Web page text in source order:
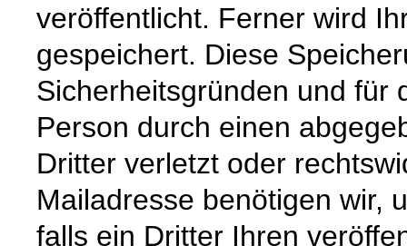
veröffentlicht. Ferner wird
gespeichert. Diese
Sicherheitsgründen und für
Person durch einen
Dritter verletzt oder
Mailadresse benötigen wir,
falls ein Dritter Ihren